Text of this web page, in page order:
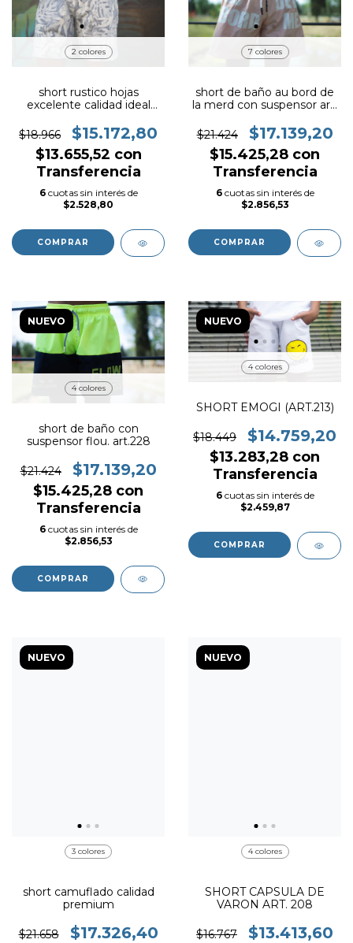
2 colores
short rustico hojas
excelente calidad ideal
$18.966
$15.172,80
$13.655,52 con
Transferencia
6 cuotas sin interés de
$2.528,80
COMPRAR
7 colores
short de baño au bord de
la merd con suspensor art.
$21.424
$17.139,20
$15.425,28 con
Transferencia
6 cuotas sin interés de
$2.856,53
COMPRAR
NUEVO
4 colores
short de baño con
suspensor flou. art.228
$21.424 $17.139,20
$15.425,28 con
Transferencia
6 cuotas sin interés de
$2.856,53
COMPRAR
NUEVO
4 colores
SHORT EMOGI (ART.213)
$18.449 $14.759,20
$13.283,28 con
Transferencia
6 cuotas sin interés de
$2.459,87
COMPRAR
NUEVO
3 colores
short camuflado calidad
premium
$21.658 $17.326,40
NUEVO
4 colores
SHORT CAPSULA DE
VARON ART. 208
$16.767 $13.413,60